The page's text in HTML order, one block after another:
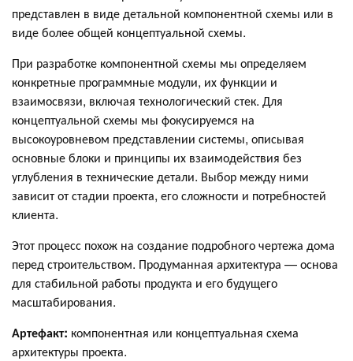
представлен в виде детальной компонентной схемы или в
виде более общей концептуальной схемы.
При разработке компонентной схемы мы определяем
конкретные программные модули, их функции и
взаимосвязи, включая технологический стек. Для
концептуальной схемы мы фокусируемся на
высокоуровневом представлении системы, описывая
основные блоки и принципы их взаимодействия без
углубления в технические детали. Выбор между ними
зависит от стадии проекта, его сложности и потребностей
клиента.
Этот процесс похож на создание подробного чертежа дома
перед строительством. Продуманная архитектура — основа
для стабильной работы продукта и его будущего
масштабирования.
Артефакт: компонентная или концептуальная схема
архитектуры проекта.